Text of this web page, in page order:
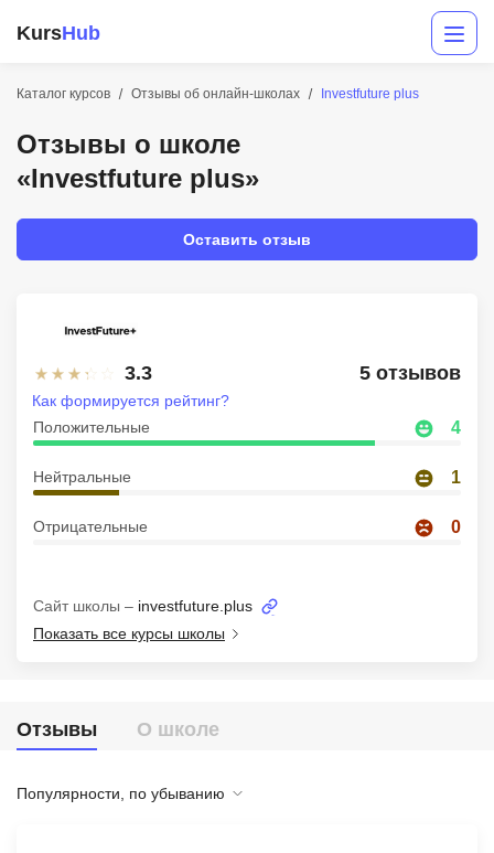
KursHub
Каталог курсов Отзывы об онлайн-школах Investfuture plus
Отзывы о школе
«Investfuture plus»
Оставить отзыв
3.3 5 отзывов
Положительные 4
Нейтральные 1
Отрицательные 0
Как формируется рейтинг?
Сайт школы – investfuture.plus
Показать все курсы школы
Отзывы О школе
Популярности, по убыванию
Дизайн
Аналитика
Менеджмент
Иностранные языки
ДПО
Рейтинг онлайн-школ